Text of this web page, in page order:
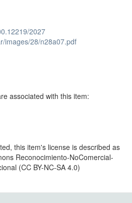
2027
images/28/n28a07.pdf
associated with this item:
this item's license is described as
Reconocimiento-NoComercial-
(CC BY-NC-SA 4.0)